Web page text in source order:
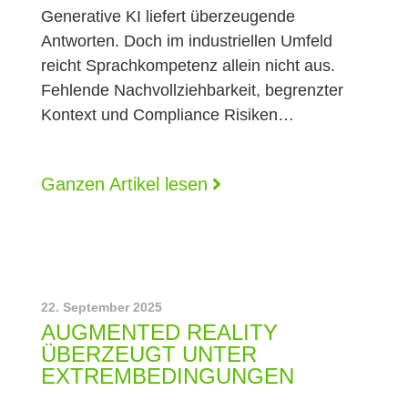
Generative KI liefert überzeugende
Antworten. Doch im industriellen Umfeld
reicht Sprachkompetenz allein nicht aus.
Fehlende Nachvollziehbarkeit, begrenzter
Kontext und Compliance Risiken…
Ganzen Artikel lesen
22. September 2025
AUGMENTED REALITY
ÜBERZEUGT UNTER
EXTREMBEDINGUNGEN